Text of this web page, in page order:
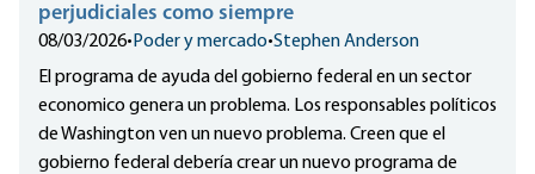
perjudiciales como siempre
08/03/2026•Poder y mercado•Stephen Anderson
El programa de ayuda del gobierno federal en un sector
economico genera un problema. Los responsables políticos
de Washington ven un nuevo problema. Creen que el
gobierno federal debería crear un nuevo programa de